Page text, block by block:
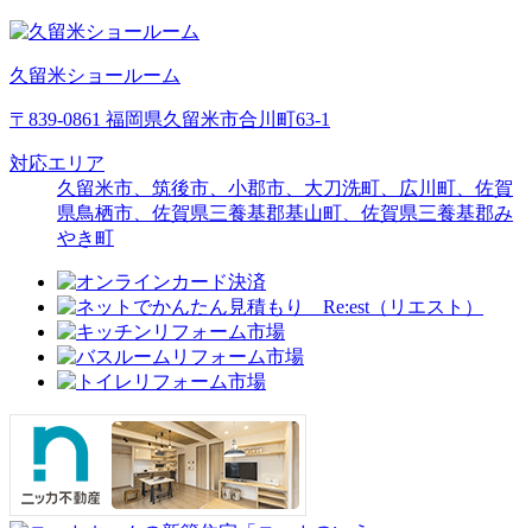
久留米ショールーム
〒839-0861 福岡県久留米市合川町63-1
対応エリア
久留米市、筑後市、小郡市、大刀洗町、広川町、佐賀
県鳥栖市、佐賀県三養基郡基山町、佐賀県三養基郡み
やき町